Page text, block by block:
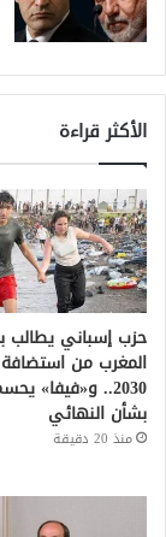
الأكثر قراءة
حزب إسباني يطالب
المغرب من
2030.. و«فيفا»
بشأن النهائي
منذ 20 دقيقة